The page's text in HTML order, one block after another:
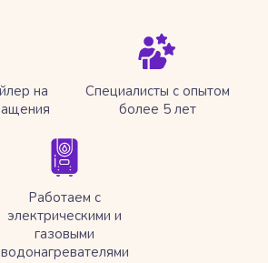
на
Специалисты с опытом
более 5 лет
Работаем с
электрическими и
газовыми
водонагревателями